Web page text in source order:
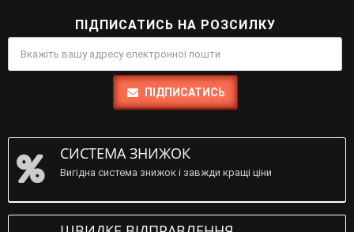
ПІДПИСАТИСЬ НА РОЗСИЛКУ
ПІДПИСАТИСЬ
СИСТЕМА ЗНИЖОК
Вигідна система знижок і завжди кращі ціни